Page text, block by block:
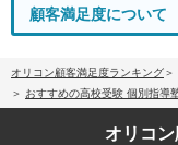
顧客満足度について
オリコン顧客満足度ランキング
おすすめの高校受験 個別指導
オリコ